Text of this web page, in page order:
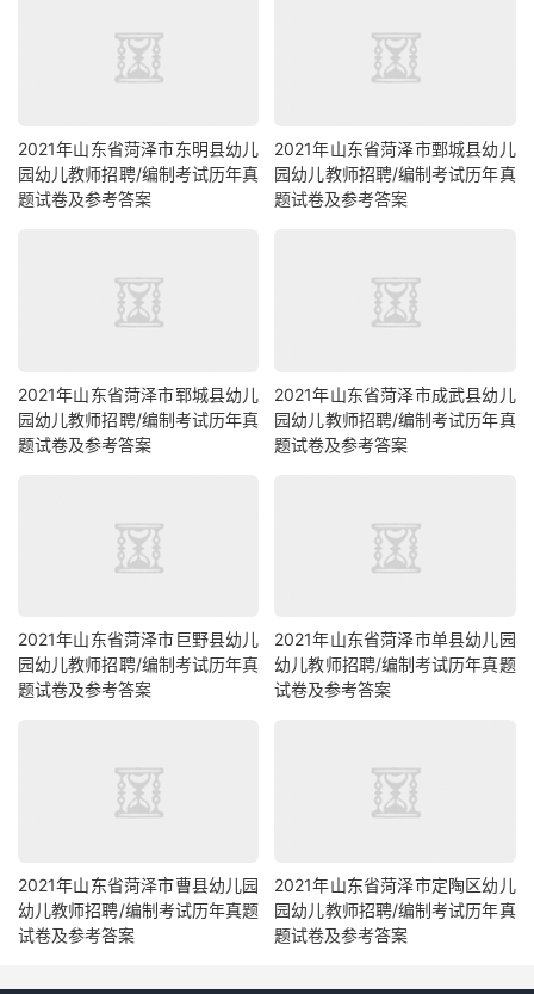
2021年山东省菏泽市东明县幼儿
园幼儿教师招聘/编制考试历年真
题试卷及参考答案
2021年山东省菏泽市鄄城县幼儿
园幼儿教师招聘/编制考试历年真
题试卷及参考答案
2021年山东省菏泽市郓城县幼儿
园幼儿教师招聘/编制考试历年真
题试卷及参考答案
2021年山东省菏泽市成武县幼儿
园幼儿教师招聘/编制考试历年真
题试卷及参考答案
2021年山东省菏泽市巨野县幼儿
园幼儿教师招聘/编制考试历年真
题试卷及参考答案
2021年山东省菏泽市单县幼儿园
幼儿教师招聘/编制考试历年真题
试卷及参考答案
2021年山东省菏泽市曹县幼儿园
幼儿教师招聘/编制考试历年真题
试卷及参考答案
2021年山东省菏泽市定陶区幼儿
园幼儿教师招聘/编制考试历年真
题试卷及参考答案